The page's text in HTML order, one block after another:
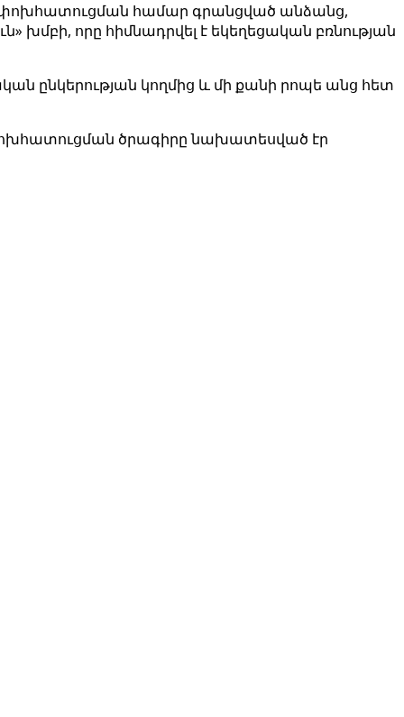
փոխհատուցման համար գրանցված անձանց,
խմբի, որը հիմնադրվել է եկեղեցական բռնության
ընկերության կողմից և մի քանի րոպե անց հետ
փոխհատուցման ծրագիրը նախատեսված էր